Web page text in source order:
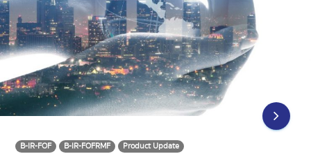
B-IR-FOF B-IR-FOFRMF Product Update